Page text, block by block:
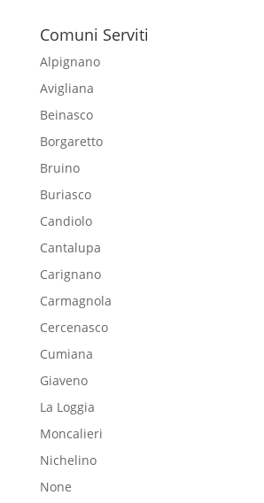
Comuni Serviti
Alpignano
Avigliana
Beinasco
Borgaretto
Bruino
Buriasco
Candiolo
Cantalupa
Carignano
Carmagnola
Cercenasco
Cumiana
Giaveno
La Loggia
Moncalieri
Nichelino
None